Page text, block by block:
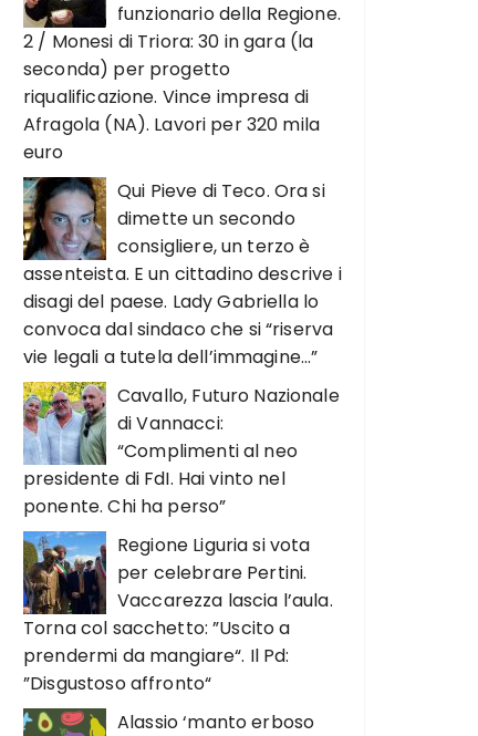
funzionario della Regione.
2 / Monesi di Triora: 30 in gara (la
seconda) per progetto
riqualificazione. Vince impresa di
Afragola (NA). Lavori per 320 mila
euro
Qui Pieve di Teco. Ora si
dimette un secondo
consigliere, un terzo è
assenteista. E un cittadino descrive i
disagi del paese. Lady Gabriella lo
convoca dal sindaco che si “riserva
vie legali a tutela dell’immagine…”
Cavallo, Futuro Nazionale
di Vannacci:
“Complimenti al neo
presidente di FdI. Hai vinto nel
ponente. Chi ha perso”
Regione Liguria si vota
per celebrare Pertini.
Vaccarezza lascia l’aula.
Torna col sacchetto: ”Uscito a
prendermi da mangiare“. Il Pd:
”Disgustoso affronto“
Alassio ‘manto erboso